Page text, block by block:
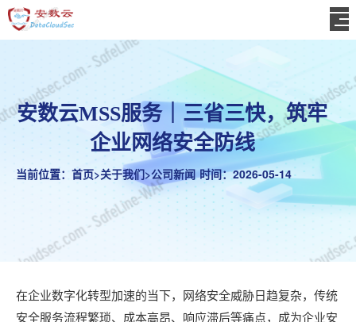
安数云MSS服务｜三省三快，筑牢
企业网络安全防线
当前位置： 首页>关于我们>公司新闻 时间：2026-05-14
在企业数字化转型加速的当下，网络安全威胁日趋复杂，传统
安全服务流程繁琐、成本高昂、响应滞后等痛点，成为企业安